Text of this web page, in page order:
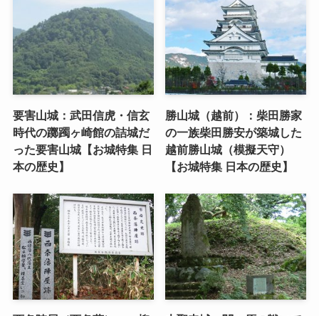
要害山城：武田信虎・信玄
時代の躑躅ヶ崎館の詰城だ
った要害山城【お城特集 日
本の歴史】
勝山城（越前）：柴田勝家
の一族柴田勝安が築城した
越前勝山城（模擬天守）
【お城特集 日本の歴史】